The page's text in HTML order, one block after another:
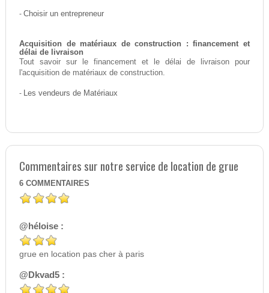
- Choisir un entrepreneur
Acquisition de matériaux de construction : financement et
délai de livraison
Tout savoir sur le financement et le délai de livraison pour
l'acquisition de matériaux de construction.
- Les vendeurs de Matériaux
Commentaires sur notre service de location de grue
6 COMMENTAIRES
@héloise :
grue en location pas cher à paris
@Dkvad5 :